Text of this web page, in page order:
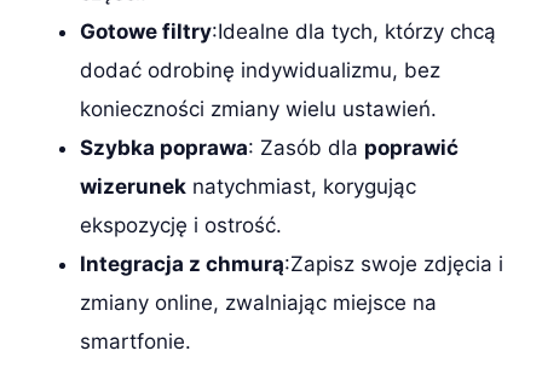
Gotowe filtry:Idealne dla tych, którzy chcą
dodać odrobinę indywidualizmu, bez
konieczności zmiany wielu ustawień.
Szybka poprawa: Zasób dla poprawić
wizerunek natychmiast, korygując
ekspozycję i ostrość.
Integracja z chmurą:Zapisz swoje zdjęcia i
zmiany online, zwalniając miejsce na
smartfonie.